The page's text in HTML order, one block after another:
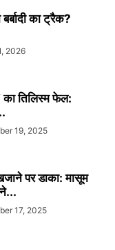
का ट्रैक?
2026
तिलिस्म फेल:
19, 2025
पर डाका: मासूम
17, 2025